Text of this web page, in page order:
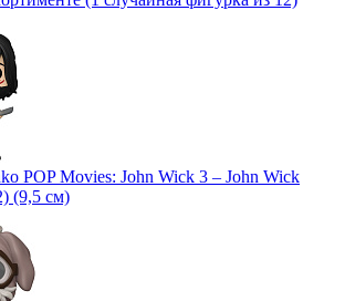
POP Movies: John Wick 3 – John Wick
(9,5 см)